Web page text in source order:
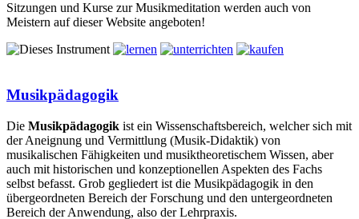
Sitzungen und Kurse zur Musikmeditation werden auch von
Meistern auf dieser Website angeboten!
Musikpädagogik
Die Musikpädagogik ist ein Wissenschaftsbereich, welcher sich mit
der Aneignung und Vermittlung (Musik-Didaktik) von
musikalischen Fähigkeiten und musiktheoretischem Wissen, aber
auch mit historischen und konzeptionellen Aspekten des Fachs
selbst befasst. Grob gegliedert ist die Musikpädagogik in den
übergeordneten Bereich der Forschung und den untergeordneten
Bereich der Anwendung, also der Lehrpraxis.